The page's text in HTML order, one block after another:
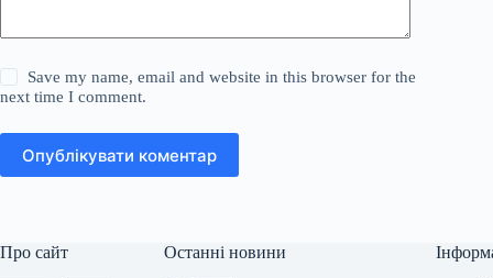
Save my name, email and website in this browser for the
next time I comment.
Опублікувати коментар
Про сайт Останні новини